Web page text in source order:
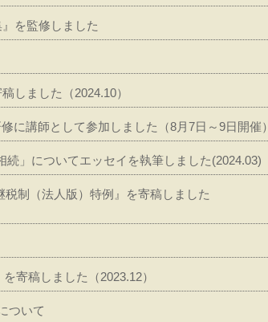
を監修しました
しました（2024.10）
に講師として参加しました（8月7日～9日開催）
」についてエッセイを執筆しました(2024.03)
制（法人版）特例』を寄稿しました
寄稿しました（2023.12）
ついて